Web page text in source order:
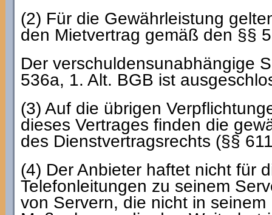
(2) Für die Gewährleistung
den Mietvertrag gemäß den §§
Der verschuldensunabhängige
536a, 1. Alt. BGB ist
(3) Auf die übrigen
dieses Vertrages finden die
des Dienstvertragsrechts (§§
(4) Der Anbieter haftet nicht für
Telefonleitungen zu seinem
von Servern, die nicht in